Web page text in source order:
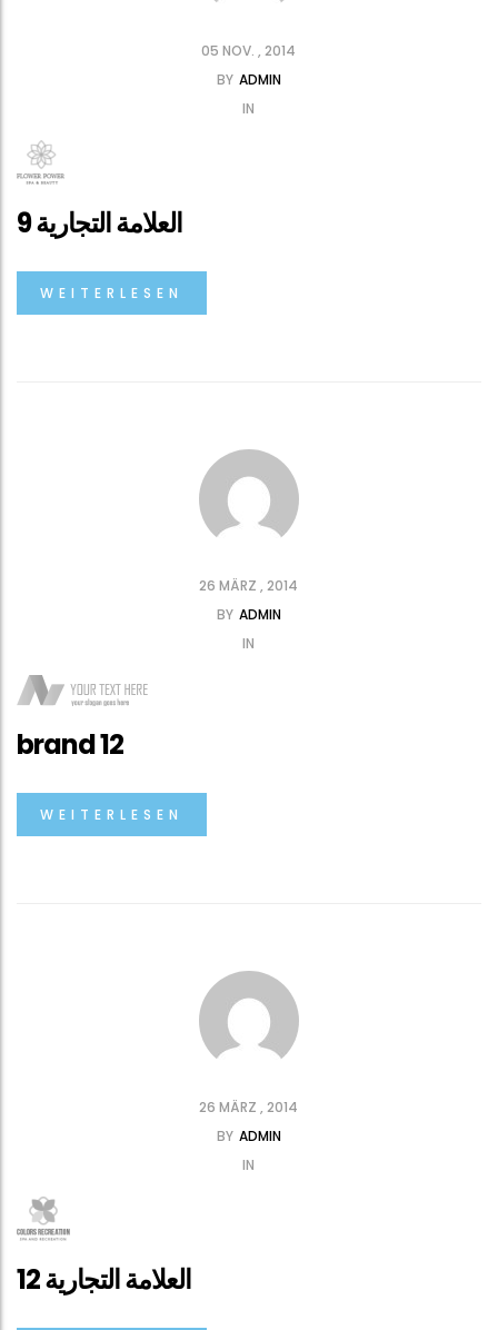
05 NOV. , 2014
BY ADMIN
IN
العلامة التجارية 9
WEITERLESEN
26 MÄRZ , 2014
BY ADMIN
IN
brand 12
WEITERLESEN
26 MÄRZ , 2014
BY ADMIN
IN
العلامة التجارية 12